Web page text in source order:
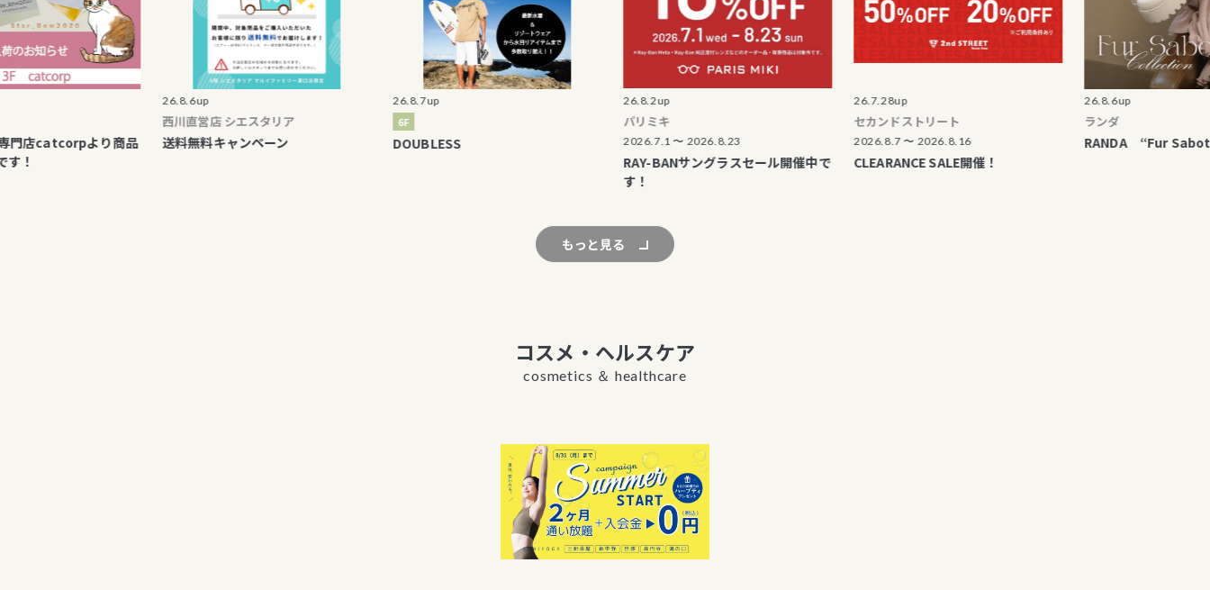
より商品
西川直営店 シエスタリア
送料無料キャンペーン DOUBLESS 2026.7.1 〜 2026.8.23
RAY-BANサングラスセール開催中で
26.7.28up
セカンドストリート
2026.8.7 〜 2026.8.16
CLEARANCE SALE開催！
RANDA “Fur Sabot
もっと見る
コスメ・ヘルスケア
cosmetics ＆ healthcare